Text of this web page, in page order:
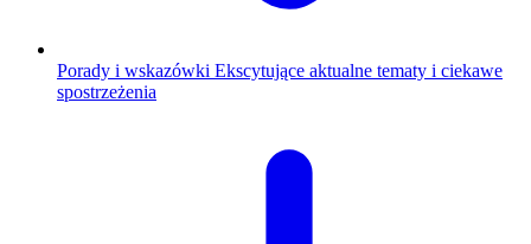
Porady i wskazówki Ekscytujące aktualne tematy i ciekawe
spostrzeżenia